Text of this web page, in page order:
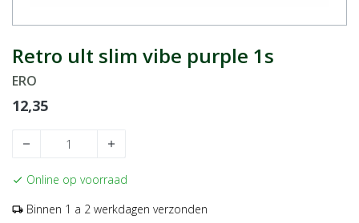
Retro ult slim vibe purple 1s
ERO
12,35
remove add
check Online op voorraad
local_shipping Binnen 1 a 2 werkdagen verzonden